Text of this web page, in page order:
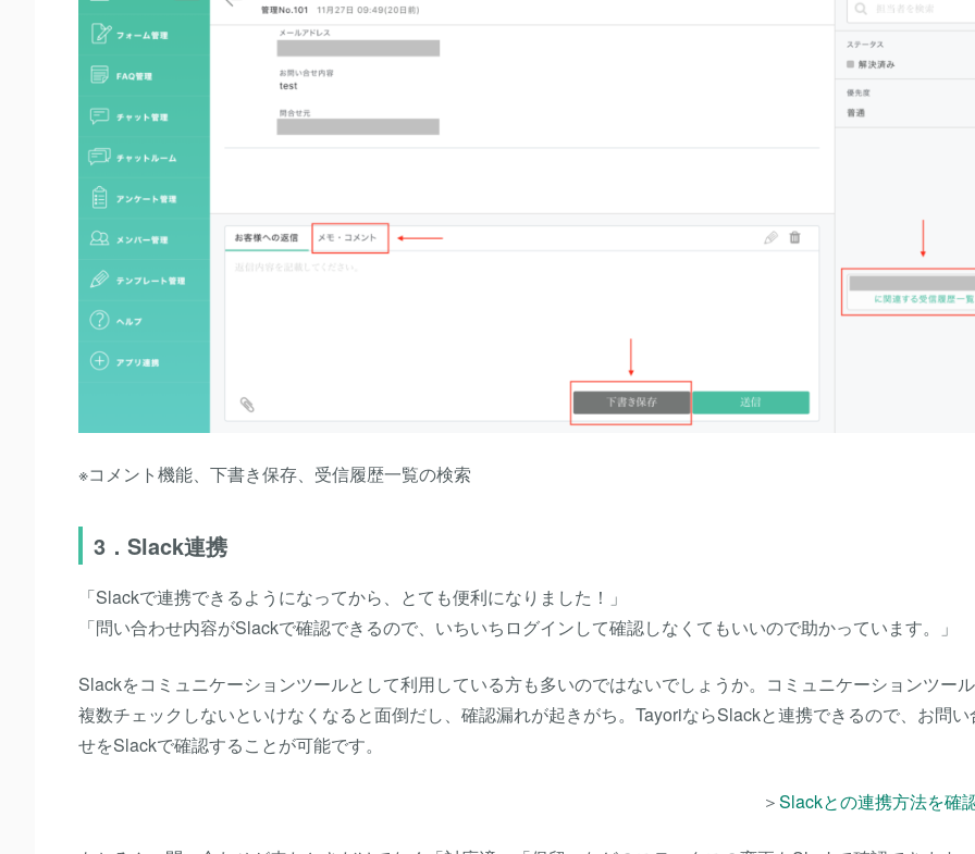
※コメント機能、下書き保存、受信履歴一覧の検索
3．Slack連携
「Slackで連携できるようになってから、とても便利になりました！」
「問い合わせ内容がSlackで確認できるので、いちいちログインして確認しなくてもいいので助かっています。」
Slackをコミュニケーションツールとして利用している方も多いのではないでしょうか。コミュニケーションツー
複数チェックしないといけなくなると面倒だし、確認漏れが起きがち。TayoriならSlackと連携できるので、お問い
せをSlackで確認することが可能です。
＞Slackとの連携方法を確